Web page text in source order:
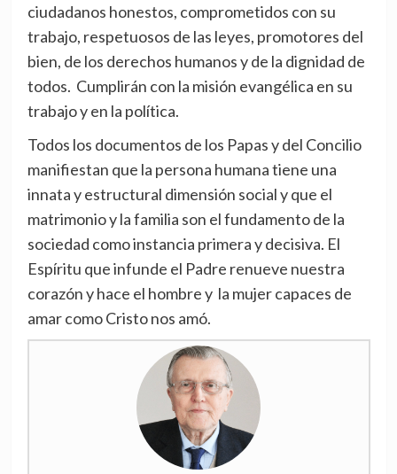
ciudadanos honestos, comprometidos con su
trabajo, respetuosos de las leyes, promotores del
bien, de los derechos humanos y de la dignidad de
todos. Cumplirán con la misión evangélica en su
trabajo y en la política.
Todos los documentos de los Papas y del Concilio
manifiestan que la persona humana tiene una
innata y estructural dimensión social y que el
matrimonio y la familia son el fundamento de la
sociedad como instancia primera y decisiva. El
Espíritu que infunde el Padre renueve nuestra
corazón y hace el hombre y la mujer capaces de
amar como Cristo nos amó.